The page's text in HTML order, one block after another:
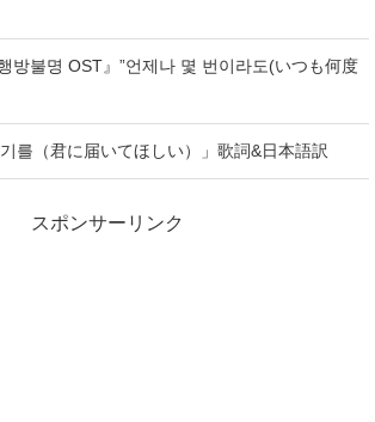
방불명 OST』”언제나 몇 번이라도(いつも何度
를（君に届いてほしい）」歌詞&日本語訳
スポンサーリンク